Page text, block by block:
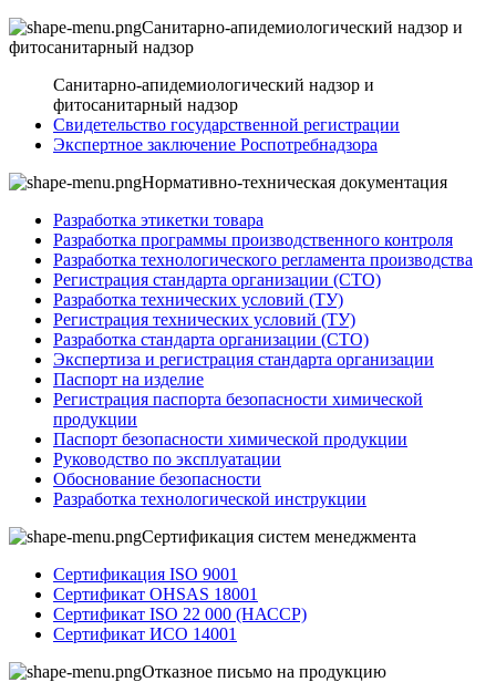
Санитарно-апидемиологический надзор и
фитосанитарный надзор
Санитарно-апидемиологический надзор и
фитосанитарный надзор
Свидетельство государственной регистрации
Экспертное заключение Роспотребнадзора
Нормативно-техническая документация
Разработка этикетки товара
Разработка программы производственного контроля
Разработка технологического регламента производства
Регистрация стандарта организации (СТО)
Разработка технических условий (ТУ)
Регистрация технических условий (ТУ)
Разработка стандарта организации (СТО)
Экспертиза и регистрация стандарта организации
Паспорт на изделие
Регистрация паспорта безопасности химической
продукции
Паспорт безопасности химической продукции
Руководство по эксплуатации
Обоснование безопасности
Разработка технологической инструкции
Сертификация систем менеджмента
Сертификация ISO 9001
Сертификат OHSAS 18001
Сертификат ISO 22 000 (НАССР)
Сертификат ИСО 14001
Отказное письмо на продукцию